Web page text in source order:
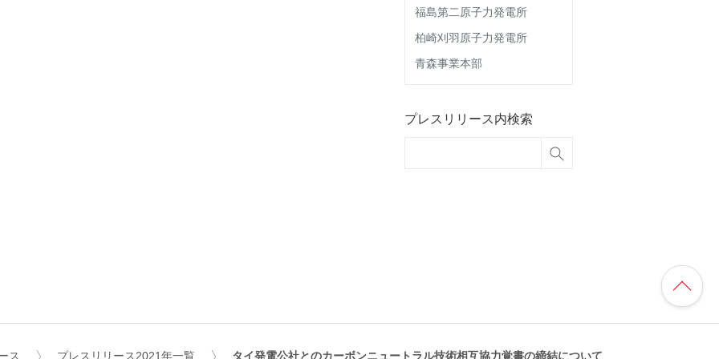
福島第二原子力発電所
柏崎刈羽原子力発電所
青森事業本部
プレスリリース内検索
ス プレスリリース2021年一覧 タイ発電公社とのカーボンニュートラル技術相互協力覚書の締結について